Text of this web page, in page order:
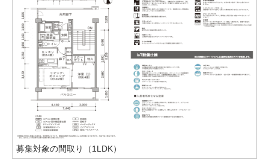
募集対象の間取り（1LDK）